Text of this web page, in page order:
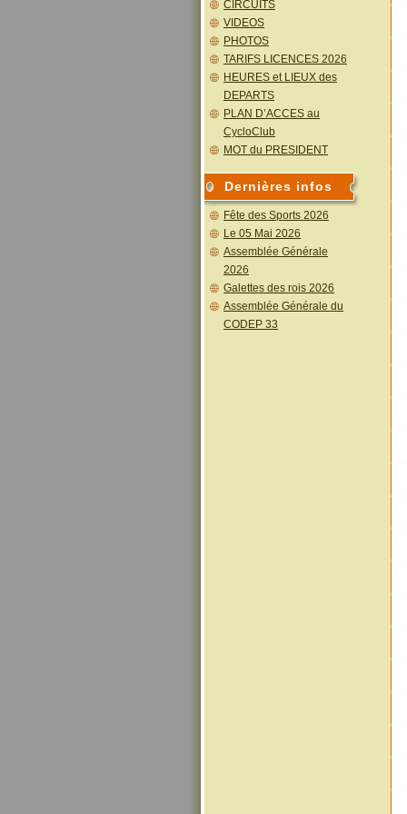
CIRCUITS
VIDEOS
PHOTOS
TARIFS LICENCES 2026
HEURES et LIEUX des
DEPARTS
PLAN D’ACCES au
CycloClub
MOT du PRESIDENT
Dernières infos
Fête des Sports 2026
Le 05 Mai 2026
Assemblée Générale
2026
Galettes des rois 2026
Assemblée Générale du
CODEP 33